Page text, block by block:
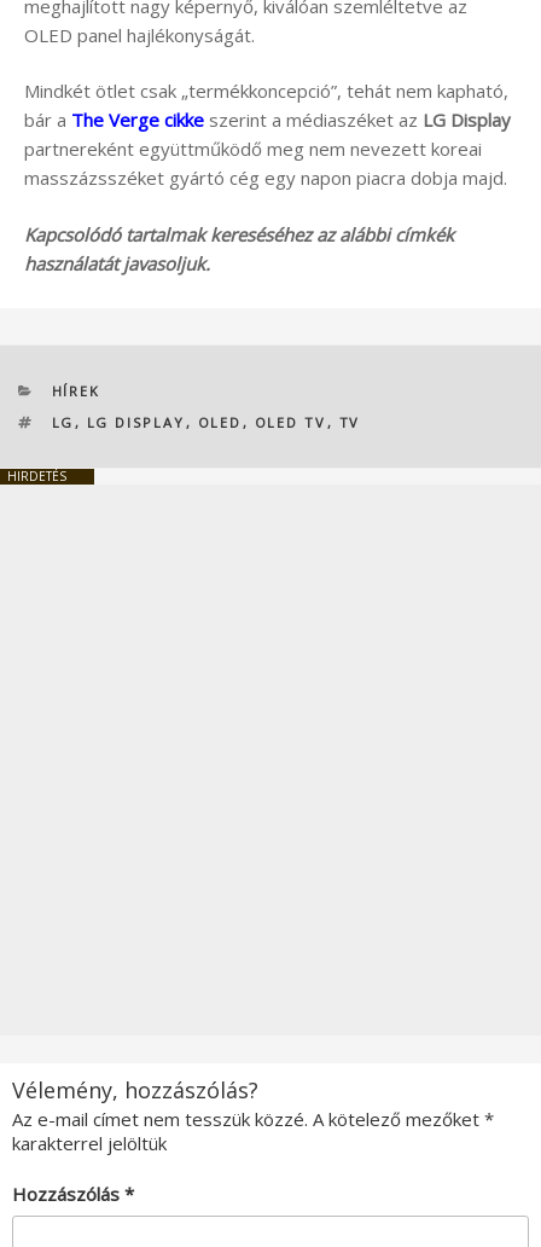
meghajlított nagy képernyő, kiválóan szemléltetve az
OLED panel hajlékonyságát.
Mindkét ötlet csak „termékkoncepció”, tehát nem kapható,
bár a The Verge cikke szerint a médiaszéket az LG Display
partnereként együttműködő meg nem nevezett koreai
masszázsszéket gyártó cég egy napon piacra dobja majd.
Kapcsolódó tartalmak kereséséhez az alábbi címkék
használatát javasoljuk.
KATEGÓRIÁK
HÍREK
CÍMKÉK
LG , LG DISPLAY , OLED , OLED TV , TV
HIRDETÉS
Vélemény, hozzászólás?
Az e-mail címet nem tesszük közzé. A kötelező mezőket *
karakterrel jelöltük
Hozzászólás *